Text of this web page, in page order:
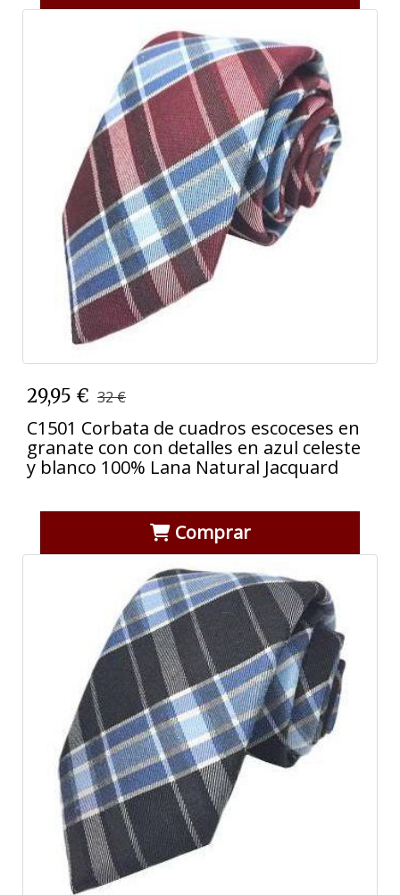
29,95 € 32 €
C1501 Corbata de cuadros escoceses en
granate con con detalles en azul celeste
y blanco 100% Lana Natural Jacquard
Comprar